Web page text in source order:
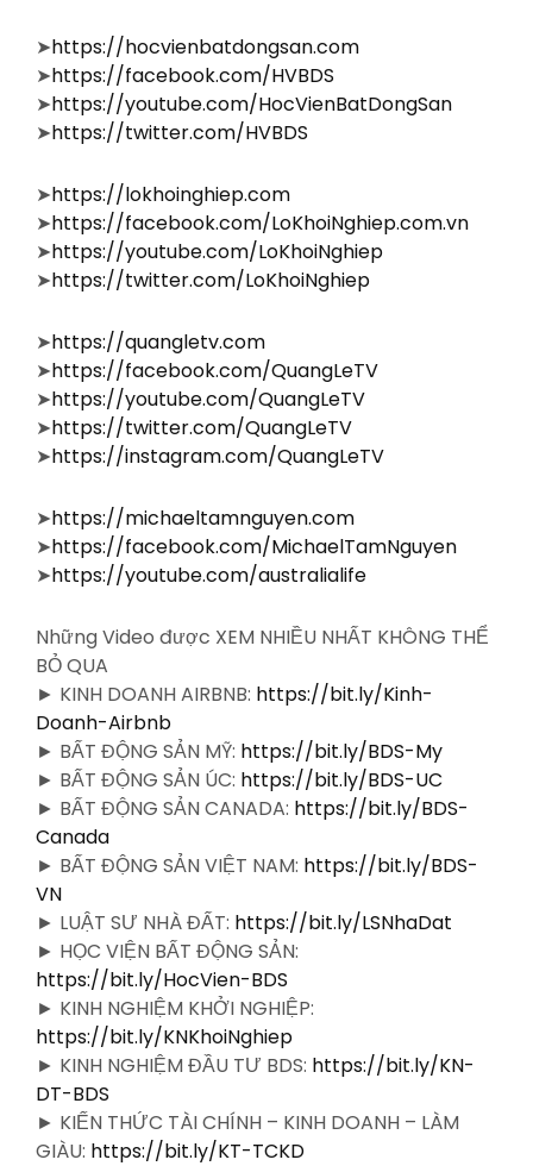
➤https://hocvienbatdongsan.com
➤https://facebook.com/HVBDS
➤https://youtube.com/HocVienBatDongSan
➤https://twitter.com/HVBDS
➤https://lokhoinghiep.com
➤https://facebook.com/LoKhoiNghiep.com.vn
➤https://youtube.com/LoKhoiNghiep
➤https://twitter.com/LoKhoiNghiep
➤https://quangletv.com
➤https://facebook.com/QuangLeTV
➤https://youtube.com/QuangLeTV
➤https://twitter.com/QuangLeTV
➤https://instagram.com/QuangLeTV
➤https://michaeltamnguyen.com
➤https://facebook.com/MichaelTamNguyen
➤https://youtube.com/australialife
Những Video được XEM NHIỀU NHẤT KHÔNG THỂ
BỎ QUA
► KINH DOANH AIRBNB: https://bit.ly/Kinh-
Doanh-Airbnb
► BẤT ĐỘNG SẢN MỸ: https://bit.ly/BDS-My
► BẤT ĐỘNG SẢN ÚC: https://bit.ly/BDS-UC
► BẤT ĐỘNG SẢN CANADA: https://bit.ly/BDS-
Canada
► BẤT ĐỘNG SẢN VIỆT NAM: https://bit.ly/BDS-
VN
► LUẬT SƯ NHÀ ĐẤT: https://bit.ly/LSNhaDat
► HỌC VIỆN BẤT ĐỘNG SẢN:
https://bit.ly/HocVien-BDS
► KINH NGHIỆM KHỞI NGHIỆP:
https://bit.ly/KNKhoiNghiep
► KINH NGHIỆM ĐẦU TƯ BDS: https://bit.ly/KN-
DT-BDS
► KIẾN THỨC TÀI CHÍNH – KINH DOANH – LÀM
GIÀU: https://bit.ly/KT-TCKD